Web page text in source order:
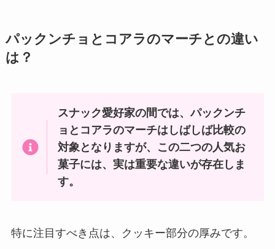
やみつきオイルは売ってない？ど
空気グミ売ってる場所はどこ？ド
ンキやAmazonで買える？まずい
って本当？
パックンチョとコアラのマーチとの違い
は？
スナック愛好家の間では、パックンチ
ョとコアラのマーチはしばしば比較の
対象となりますが、この二つの人気お
菓子には、実は重要な違いが存在しま
す。
特に注目すべき点は、クッキー部分の厚みです。